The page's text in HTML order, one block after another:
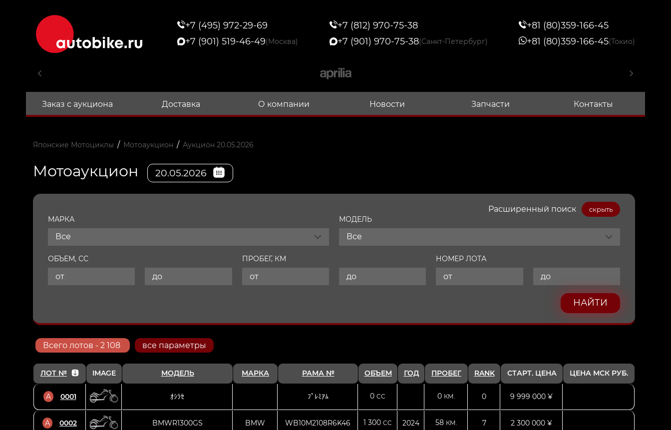
+7 (495) 972-29-69
+7 (901) 519-46-49(Москва)
+7 (812) 970-75-38
+7 (901) 970-75-38(Санкт-Петербург)
+81 (80)359-166-45
+81 (80)359-166-45(Токио)
Заказ с аукциона Доставка О компании Новости Запчасти Контакты
Японские Мотоциклы / Мотоаукцион / Аукцион 20.05.2026
Мотоаукцион 20.05.2026
Расширенный поиск скрыть
МАРКА
Все
МОДЕЛЬ
Все
ОБЪЕМ, СС ПРОБЕГ, КМ НОМЕР ЛОТА
НАЙТИ
Всего лотов - 2 108 все параметры
ЛОТ № IMAGE МОДЕЛЬ МАРКА РАМА № ОБЪЕМ ГОД ПРОБЕГ RANK СТАРТ. ЦЕНА ЦЕНА МСК РУБ.
A 0001 ｵｼﾗｾ ﾌﾟﾚﾐｱﾑ 0 CC 0 КМ. 0 9 999 000 ¥
A 0002 BMWR1300GS BMW WB10M2108R6K46 1 300 CC 2024 58 КМ. 7 2 300 000 ¥